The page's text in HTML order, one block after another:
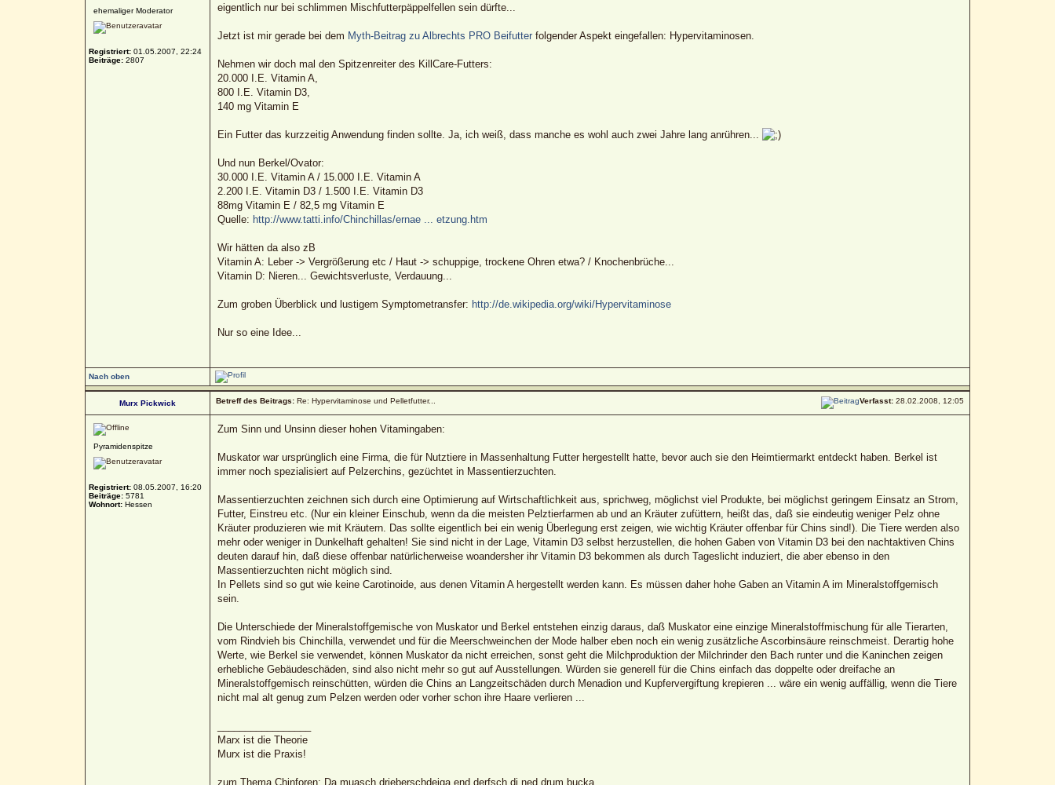
ehemaliger Moderator
Registriert:01.05.2007, 22:24
Beiträge:2807
eigentlich nur bei schlimmen Mischfutterpäppelfellen sein dürfte...
Jetzt ist mir gerade bei dem Myth-Beitrag zu Albrechts PRO Beifutterfolgender Aspekt eingefallen: Hypervitaminosen.
Nehmen wir doch mal den Spitzenreiter des KillCare-Futters:
20.000 I.E. Vitamin A,
800 I.E. Vitamin D3,
140 mg Vitamin E
Ein Futter das kurzzeitig Anwendung finden sollte. Ja, ich weiß, dass manche es wohl auch zwei Jahre lang anrühren...
Und nun Berkel/Ovator:
30.000 I.E. Vitamin A / 15.000 I.E. Vitamin A
2.200 I.E. Vitamin D3 / 1.500 I.E. Vitamin D3
88mg Vitamin E / 82,5 mg Vitamin E
Quelle: http://www.tatti.info/Chinchillas/ernae ... etzung.htm
Wir hätten da also zB
Vitamin A: Leber -> Vergrößerung etc / Haut -> schuppige, trockene Ohren etwa? / Knochenbrüche...
Vitamin D: Nieren... Gewichtsverluste, Verdauung...
Zum groben Überblick und lustigem Symptometransfer: http://de.wikipedia.org/wiki/Hypervitaminose
Nur so eine Idee...
Nach oben
Murx Pickwick Betreff des Beitrags:Re: Hypervitaminose und Pelletfutter... Verfasst:28.02.2008, 12:05
Pyramidenspitze
Registriert:08.05.2007, 16:20
Beiträge:5781
Wohnort:Hessen
Zum Sinn und Unsinn dieser hohen Vitamingaben:
Muskator war ursprünglich eine Firma, die für Nutztiere in Massenhaltung Futter hergestellt hatte, bevor auch sie den Heimtiermarkt entdeckt haben. Berkel ist
immer noch spezialisiert auf Pelzerchins, gezüchtet in Massentierzuchten.
Massentierzuchten zeichnen sich durch eine Optimierung auf Wirtschaftlichkeit aus, sprichweg, möglichst viel Produkte, bei möglichst geringem Einsatz an Strom,
Futter, Einstreu etc. (Nur ein kleiner Einschub, wenn da die meisten Pelztierfarmen ab und an Kräuter zufüttern, heißt das, daß sie eindeutig weniger Pelz ohne
Kräuter produzieren wie mit Kräutern. Das sollte eigentlich bei ein wenig Überlegung erst zeigen, wie wichtig Kräuter offenbar für Chins sind!). Die Tiere werden also
mehr oder weniger in Dunkelhaft gehalten! Sie sind nicht in der Lage, Vitamin D3 selbst herzustellen, die hohen Gaben von Vitamin D3 bei den nachtaktiven Chins
deuten darauf hin, daß diese offenbar natürlicherweise woandersher ihr Vitamin D3 bekommen als durch Tageslicht induziert, die aber ebenso in den
Massentierzuchten nicht möglich sind.
In Pellets sind so gut wie keine Carotinoide, aus denen Vitamin A hergestellt werden kann. Es müssen daher hohe Gaben an Vitamin A im Mineralstoffgemisch
sein.
Die Unterschiede der Mineralstoffgemische von Muskator und Berkel entstehen einzig daraus, daß Muskator eine einzige Mineralstoffmischung für alle Tierarten,
vom Rindvieh bis Chinchilla, verwendet und für die Meerschweinchen der Mode halber eben noch ein wenig zusätzliche Ascorbinsäure reinschmeist. Derartig hohe
Werte, wie Berkel sie verwendet, können Muskator da nicht erreichen, sonst geht die Milchproduktion der Milchrinder den Bach runter und die Kaninchen zeigen
erhebliche Gebäudeschäden, sind also nicht mehr so gut auf Ausstellungen. Würden sie generell für die Chins einfach das doppelte oder dreifache an
Mineralstoffgemisch reinschütten, würden die Chins an Langzeitschäden durch Menadion und Kupfervergiftung krepieren ... wäre ein wenig auffällig, wenn die Tiere
nicht mal alt genug zum Pelzen werden oder vorher schon ihre Haare verlieren ...
Marx ist die Theorie
Murx ist die Praxis!
zum Thema Chinforen: Da muasch drieberschdeiga end derfsch di ned drum bucka